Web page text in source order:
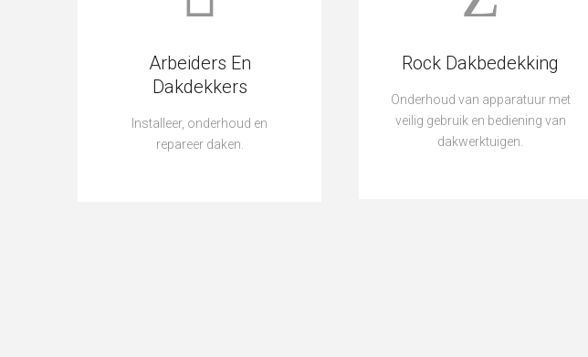
Arbeiders En
Dakdekkers
Installeer, onderhoud en
repareer daken.
Rock Dakbedekking
Onderhoud van apparatuur met
veilig gebruik en bediening van
dakwerktuigen.